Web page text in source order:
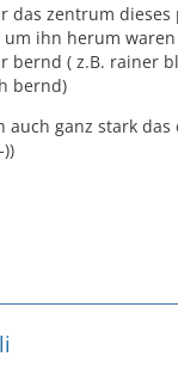
das zentrum
ihn herum
bernd ( z.B. rainer
bernd)
auch ganz stark